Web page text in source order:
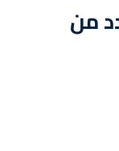
من